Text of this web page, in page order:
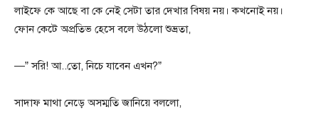
লাইফে কে আছে বা কে নেই সেটা তার দেখার বিষয় নয়। কখনোই নয়।
ফোন কেটে অপ্রতিভ হেসে বলে উঠলো শুভ্রতা,
—” সরি! আ..তো, নিচে যাবেন এখন?”
সাদাফ মাথা নেড়ে অসম্মতি জানিয়ে বললো,